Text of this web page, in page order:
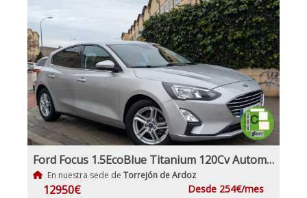
Ford Focus 1.5EcoBlue Titanium 120Cv Automático
En nuestra sede de Torrejón de Ardoz
12950€ Desde 254€/mes